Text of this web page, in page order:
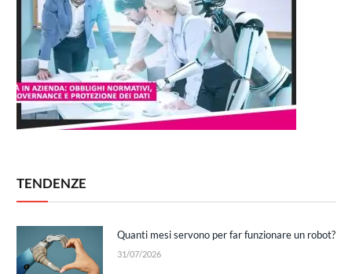
TENDENZE
Quanti mesi servono per far funzionare un robot?
31/07/2026